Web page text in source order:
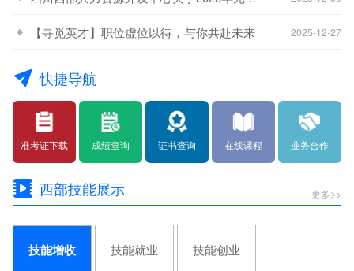
【寻觅英才】职位虚位以待，与你共赴未来 2025-12-27
快捷导航
准考证下载 成绩查询 证书查询 在线课程 业务合作
西部技能展示 更多>>
技能增收 技能就业 技能创业